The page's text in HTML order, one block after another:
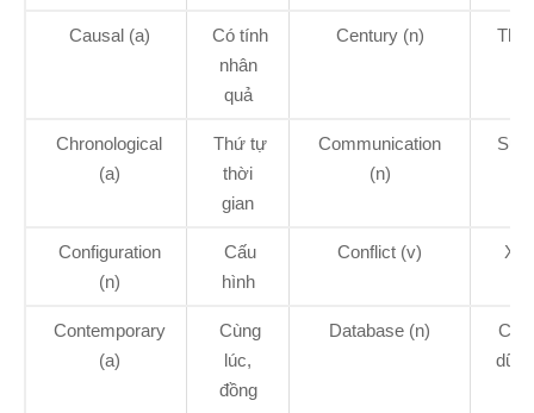
Causal (a)
Có tính
nhân
quả
Century (n) Thế
Chronological
(a)
Thứ tự
thời
gian
Communication
(n)
Sự
Configuration
(n)
Cấu
hình
Conflict (v)
Contemporary
(a)
Cùng
lúc,
đồng
Database (n)
Cơ
dữ